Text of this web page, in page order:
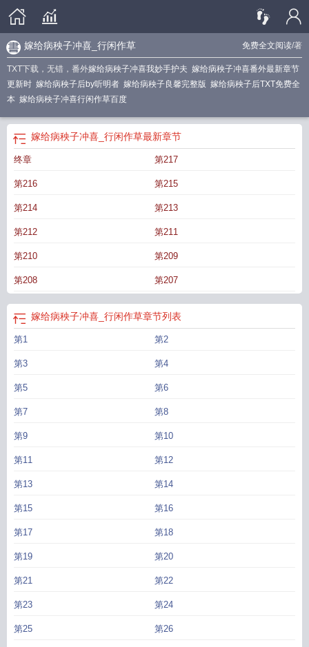
免费全文阅读/著
嫁给病秧子冲喜_行闲作草
TXT下载，无错，番外嫁给病秧子冲喜我妙手护夫 嫁给病秧子冲喜番外最新章节
更新时 嫁给病秧子后by听明者 嫁给病秧子良馨完整版 嫁给病秧子后TXT免费全
本 嫁给病秧子冲喜行闲作草百度
嫁给病秧子冲喜_行闲作草最新章节
终章 第217
第216 第215
第214 第213
第212 第211
第210 第209
第208 第207
嫁给病秧子冲喜_行闲作草章节列表
第1 第2
第3 第4
第5 第6
第7 第8
第9 第10
第11 第12
第13 第14
第15 第16
第17 第18
第19 第20
第21 第22
第23 第24
第25 第26